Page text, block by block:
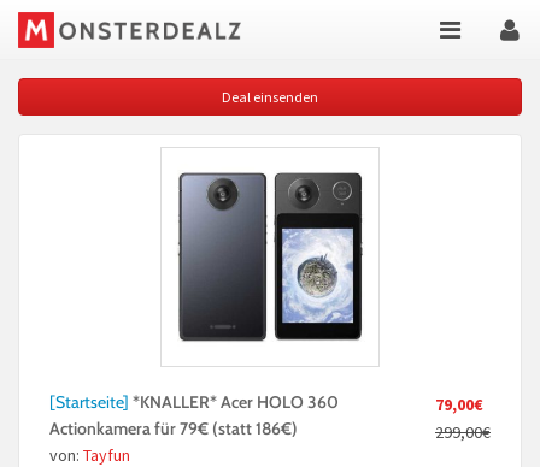
Deal einsenden
79,00€
299,00€
[Startseite] *KNALLER* Acer HOLO 360
Actionkamera für 79€ (statt 186€)
von: Tayfun